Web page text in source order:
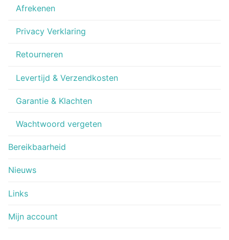
Afrekenen
Privacy Verklaring
Retourneren
Levertijd & Verzendkosten
Garantie & Klachten
Wachtwoord vergeten
Bereikbaarheid
Nieuws
Links
Mijn account